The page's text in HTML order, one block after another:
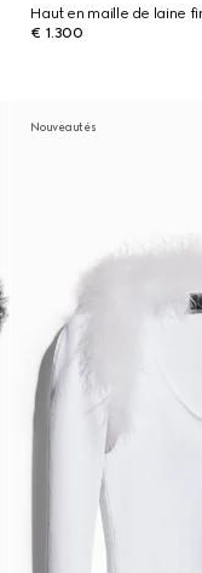
Haut en maille de laine
€ 1.300
Nouveautés